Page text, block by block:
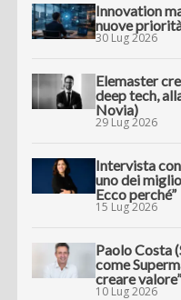
Innovation
nuove
30 Lug 2026
Elemaster
deep tech,
Novia)
29 Lug 2026
Intervista con
uno dei
Ecco perché”
15 Lug 2026
Paolo Costa
come
creare valore”
10 Lug 2026